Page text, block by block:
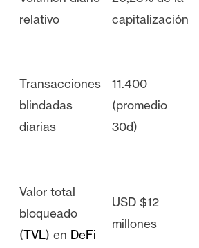
relativo
capitalización
Transacciones
blindadas
diarias
11.400
(promedio
30d)
Valor total
bloqueado
(TVL) en DeFi
USD $12
millones